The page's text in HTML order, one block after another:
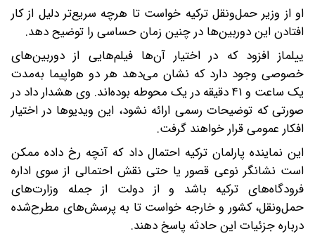
او از وزیر حمل‌ونقل ترکیه خواست تا هرچه سریع‌تر دلیل از کار
افتادن این دوربین‌ها در چنین زمان حساسی را توضیح دهد.
ییلماز افزود که در اختیار آن‌ها فیلم‌هایی از دوربین‌های
خصوصی وجود دارد که نشان می‌دهد هر دو هواپیما به‌مدت
یک ساعت و ۴۱ دقیقه در یک محوطه بوده‌اند. وی هشدار داد در
صورتی که توضیحات رسمی ارائه نشود، این ویدیوها در اختیار
افکار عمومی قرار خواهند گرفت.
این نماینده پارلمان ترکیه احتمال داد که آنچه رخ داده ممکن
است نشانگر نوعی قصور یا حتی نقش احتمالی از سوی اداره
فرودگاه‌های ترکیه باشد و از دولت از جمله وزارت‌های
حمل‌ونقل، کشور و خارجه خواست تا به پرسش‌های مطرح‌شده
درباره جزئیات این حادثه پاسخ دهند.